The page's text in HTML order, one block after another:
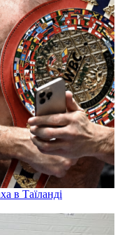
в Таїланді